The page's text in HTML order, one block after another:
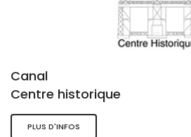
Canal
Centre historique
PLUS D'INFOS